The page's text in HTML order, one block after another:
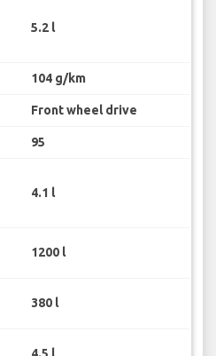
5.2 l
104 g/km
Front wheel drive
95
4.1 l
1200 l
380 l